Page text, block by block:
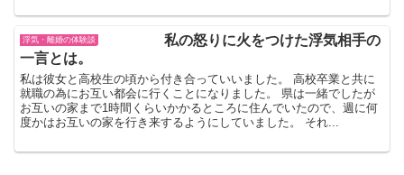
浮気・離婚の体験談
私の怒りに火をつけた浮気相手の
一言とは。
私は彼女と高校生の頃から付き合っていいました。 高校卒業と共に
就職の為にお互い都会に行くことになりました。 県は一緒でしたが
お互いの家まで1時間くらいかかるところに住んでいたので、週に何
度かはお互いの家を行き来するようにしていました。 それ...